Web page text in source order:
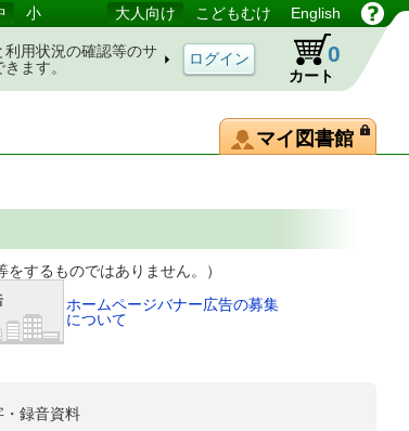
小 大人向け こどもむけ English
利用状況の確認等のサ
ます。
カート
0
マイ図書館
ではありません。）
ホームページバナー広告の募集
について
・録音資料